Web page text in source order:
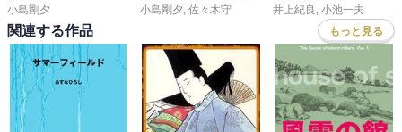
小島剛夕
小島剛夕 佐々木守
井上紀良 小池一夫
関連する作品 もっと見る